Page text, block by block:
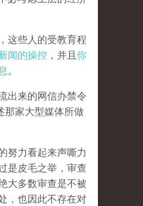
这些人的受教育程
闻的操控 ，并且 你
。
出来的网信办禁令
那家大型媒体所做
努力看起来声嘶力
是皮毛之举，审查
大多数审查是不被
，也因此不存在对